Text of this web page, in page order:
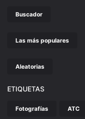
Buscador
Las más populares
Aleatorias
ETIQUETAS
Fotografías ATC